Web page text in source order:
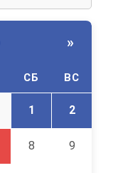
»
СБ ВС
1 2
8 9